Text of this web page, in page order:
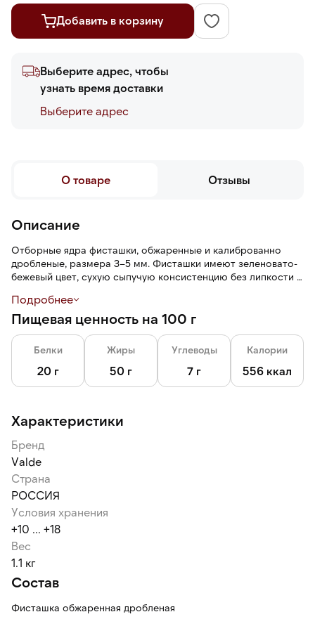
Добавить в корзину
Выберите адрес, чтобы
узнать время доставки
Выберите адреc
О товаре Отзывы
Описание
Отборные ядра фисташки, обжаренные и калиброванно
дробленые, размера 3–5 мм. Фисташки имеют зеленовато-
бежевый цвет, сухую сыпучую консистенцию без липкости и
легкими маслянистыми нотами.
Подробнее
Пищевая ценность на 100 г
Белки
20 г
Жиры
50 г
Углеводы
7 г
Калории
556 ккал
Характеристики
Бренд
Valde
Страна
РОССИЯ
Условия хранения
+10 ... +18
Вес
1.1 кг
Состав
Фисташка обжаренная дробленая